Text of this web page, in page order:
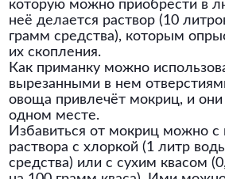
которую можно приобрести в
неё делается раствор (10
грамм средства), которым
их скопления.
Как приманку можно
вырезанными в нем
овоща привлечёт мокриц, и они
одном месте.
Избавиться от мокриц можно
раствора с хлоркой (1 литр
средства) или с сухим квасом